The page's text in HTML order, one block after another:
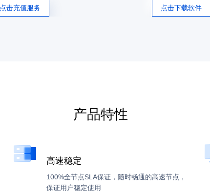
点击充值服务 点击下载软件
产品特性
高速稳定
100%全节点SLA保证，随时畅通的高速节点，
保证用户稳定使用